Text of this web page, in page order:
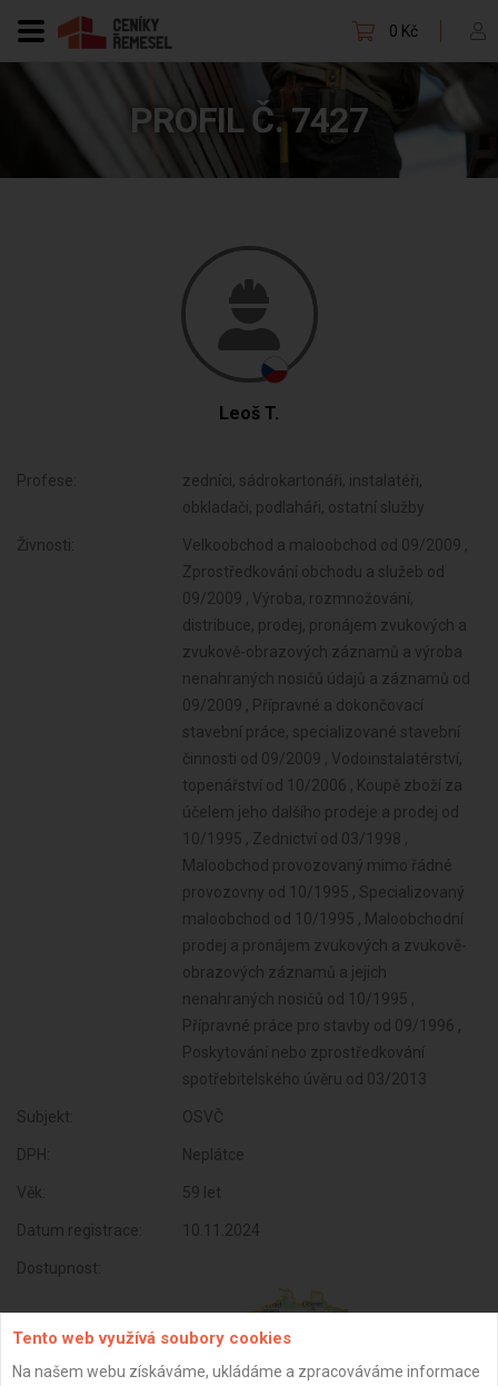
0 Kč
PROFIL Č. 7427
Leoš T.
Profese:
zedníci, sádrokartonáři, instalatéři,
obkladači, podlaháři, ostatní služby
Živnosti:
Velkoobchod a maloobchod od 09/2009 ,
Zprostředkování obchodu a služeb od
09/2009 , Výroba, rozmnožování,
distribuce, prodej, pronájem zvukových a
zvukově-obrazových záznamů a výroba
nenahraných nosičů údajů a záznamů od
09/2009 , Přípravné a dokončovací
stavební práce, specializované stavební
činnosti od 09/2009 , Vodoinstalatérství,
topenářství od 10/2006 , Koupě zboží za
účelem jeho dalšího prodeje a prodej od
10/1995 , Zednictví od 03/1998 ,
Maloobchod provozovaný mimo řádné
provozovny od 10/1995 , Specializovaný
maloobchod od 10/1995 , Maloobchodní
prodej a pronájem zvukových a zvukově-
obrazových záznamů a jejich
nenahraných nosičů od 10/1995 ,
Přípravné práce pro stavby od 09/1996 ,
Poskytování nebo zprostředkování
spotřebitelského úvěru od 03/2013
Subjekt: OSVČ
DPH: Neplátce
Věk: 59 let
Datum registrace: 10.11.2024
Dostupnost:
Tento web využívá soubory cookies
Na našem webu získáváme, ukládáme a zpracováváme informace